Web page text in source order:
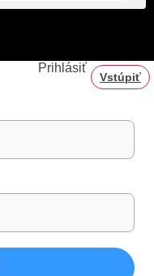
Prihlásiť
Vstúpiť